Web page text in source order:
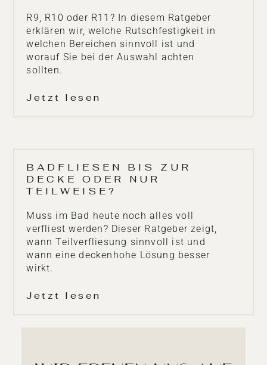
R9, R10 oder R11? In diesem Ratgeber
erklären wir, welche Rutschfestigkeit in
welchen Bereichen sinnvoll ist und
worauf Sie bei der Auswahl achten
sollten.
Jetzt lesen
BADFLIESEN BIS ZUR
DECKE ODER NUR
TEILWEISE?
Muss im Bad heute noch alles voll
verfliest werden? Dieser Ratgeber zeigt,
wann Teilverfliesung sinnvoll ist und
wann eine deckenhohe Lösung besser
wirkt.
Jetzt lesen